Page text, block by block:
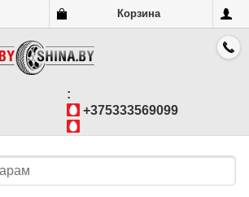
Корзина
:
+375333569099